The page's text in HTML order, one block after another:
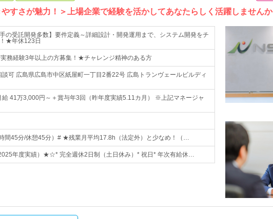
すさが魅力！＞上場企業で経験を活かしてあなたらしく活躍しませんか
の受託開発多数】要件定義～詳細設計・開発運用まで、システム開発をチ
★年休123日
務経験3年以上の方募集！★チャレンジ精神のある方
可 広島県広島市中区紙屋町一丁目2番22号 広島トランヴェールビルディ
給 41万3,000円～＋賞与年3回（昨年度実績5.11カ月） ※上記マネージャ
間45分/休憩45分）# ★残業月平均17.8h（法定外）と少なめ！（…
年度実績）★☆* 完全週休2日制（土日休み）* 祝日* 年次有給休…